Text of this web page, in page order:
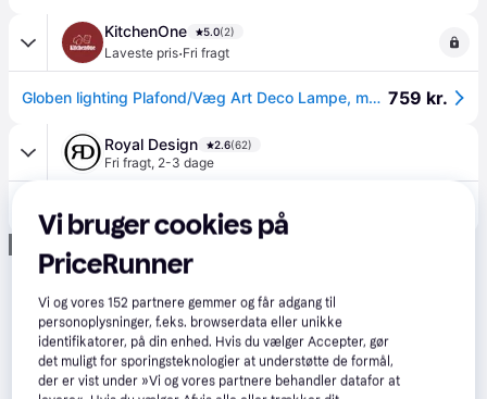
KitchenOne 5.0(2)
Laveste pris·Fri fragt
Globen lighting Plafond/Væg Art Deco Lampe, mud/hvid 759 kr.
Royal Design 2.6(62)
Fri fragt, 2-3 dage
Vi bruger cookies på
PriceRunner
Vi og vores152 partnere gemmer og får adgang til
personoplysninger, f.eks. browserdata eller unikke
identifikatorer, på din enhed. Hvis du vælger Accepter, gør
det muligt for sporingsteknologier at understøtte de formål,
der er vist under »Vi og vores partnere behandler datafor at